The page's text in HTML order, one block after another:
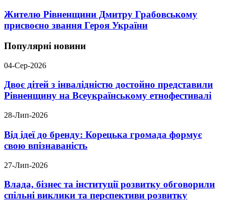
Жителю Рівненщини Дмитру Грабовському
присвоєно звання Героя України
Популярні новини
04-Сер-2026
Двоє дітей з інвалідністю достойно представили
Рівненщину на Всеукраїнському етнофестивалі
28-Лип-2026
Від ідеї до бренду: Корецька громада формує
свою впізнаваність
27-Лип-2026
Влада, бізнес та інституції розвитку обговорили
спільні виклики та перспективи розвитку